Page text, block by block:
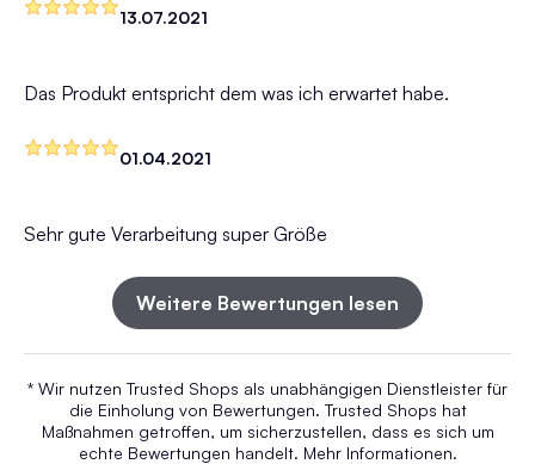
13.07.2021
Das Produkt entspricht dem was ich erwartet habe.
01.04.2021
Sehr gute Verarbeitung super Größe
Weitere Bewertungen lesen
* Wir nutzen Trusted Shops als unabhängigen Dienstleister für
die Einholung von Bewertungen. Trusted Shops hat
Maßnahmen getroffen, um sicherzustellen, dass es sich um
echte Bewertungen handelt. Mehr Informationen.